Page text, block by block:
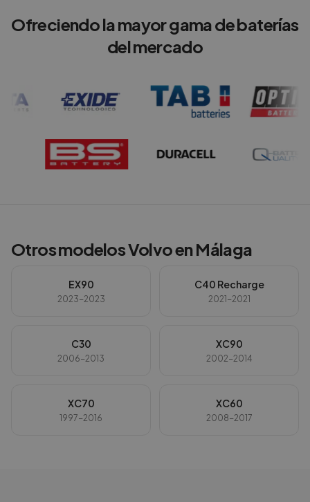
Ofreciendo la mayor gama de baterías
del mercado
Otros modelosVolvoenMálaga
EX90
2023-2023
C40 Recharge
2021-2021
C30
2006-2013
XC90
2002-2014
XC70
1997-2016
XC60
2008-2017